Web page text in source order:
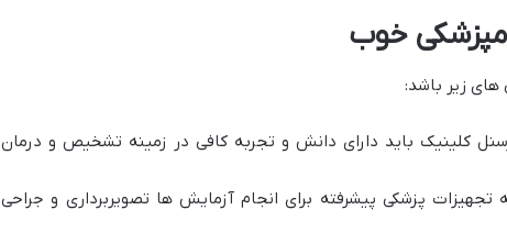
خوب
های زیر باشد:
کلینیک باید دارای دانش و تجربه کافی در زمینه تشخیص و درمان
پزشکی پیشرفته برای انجام آزمایش ها تصویربرداری و جراحی